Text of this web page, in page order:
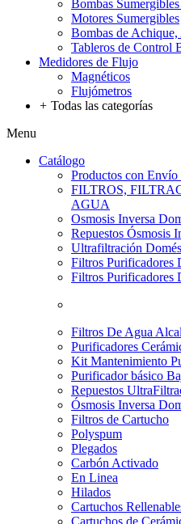
Bombas
Motores Sumergibles
Bombas de
Tableros de Control
Medidores de Flujo
Magnéticos
Flujómetros
+ Todas las categorías
Menu
Catálogo
Productos con Envío
FILTROS,
AGUA
Osmosis Inversa
Repuestos Ósmosis
Ultrafiltración
Filtros Purificadores
Filtros Purificadores
Filtros De Agua
Purificadores
Kit Mantenimiento
Purificador básico
Repuestos
Ósmosis Inversa
Filtros de Cartucho
Polyspum
Plegados
Carbón Activado
En Linea
Hilados
Cartuchos
Cartuchos de